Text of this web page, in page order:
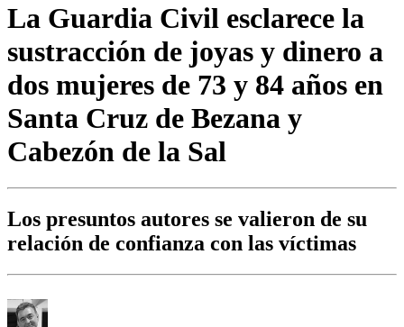
La Guardia Civil esclarece la
sustracción de joyas y dinero a
dos mujeres de 73 y 84 años en
Santa Cruz de Bezana y
Cabezón de la Sal
Los presuntos autores se valieron de su
relación de confianza con las víctimas